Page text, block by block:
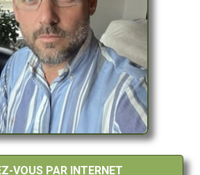
VOUS PAR INTERNET